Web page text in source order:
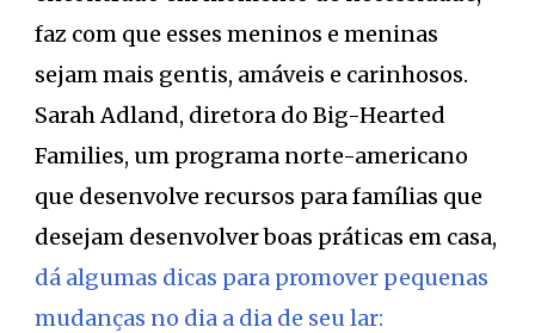
faz com que esses meninos e meninas
sejam mais gentis, amáveis e carinhosos.
Sarah Adland, diretora do Big-Hearted
Families, um programa norte-americano
que desenvolve recursos para famílias que
desejam desenvolver boas práticas em casa,
dá algumas dicas para promover pequenas
mudanças no dia a dia de seu lar: